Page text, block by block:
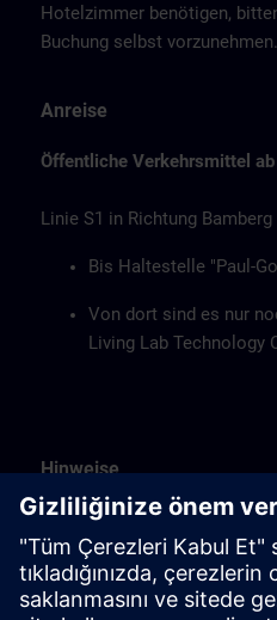
Hotelzimmer benötigen,
Buchung selbst vorzunehmen.
Anreise
Öffentliche Verkehrsmittel
Linie S1 in Richtung Bamberg
Bis Haltestelle "Paul-
Von dort sind es nur
Living Lab Technology
Hinweise
Verpflegung
Essen, Kaffee und Wasser